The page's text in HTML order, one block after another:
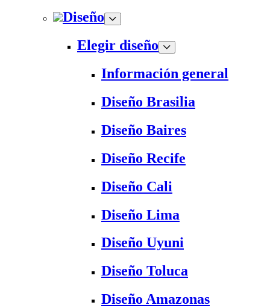
Diseño
Elegir diseño
Información general
Diseño Brasilia
Diseño Baires
Diseño Recife
Diseño Cali
Diseño Lima
Diseño Uyuni
Diseño Toluca
Diseño Amazonas